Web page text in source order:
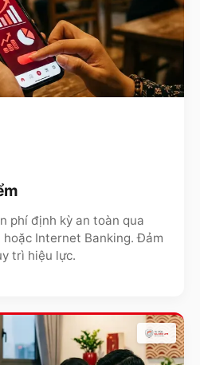
phí định kỳ an toàn qua
Internet Banking. Đảm
trì hiệu lực.